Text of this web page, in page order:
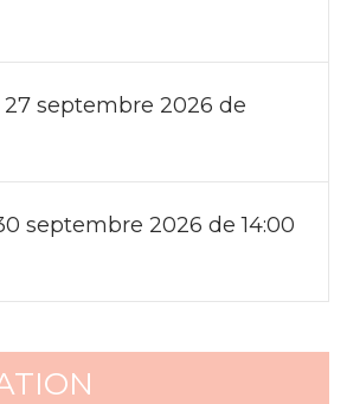
septembre 2026 de
septembre 2026 de 14:00